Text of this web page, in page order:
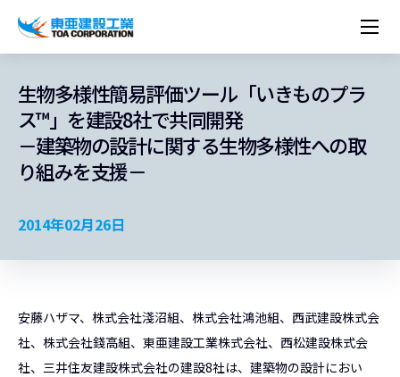
経営理念
トップメッセージ
労働安全衛生・環境・品質方針
プレスリリース
営業種目
組織図
ネットワーク
役員一覧
コーポレートメッセージ
沿革
東亜坊や
シンボルマーク「三羽の鶴」
株主・投資家情報
トップメッセージ
中期経営計画資料
統合報告書
最新IR資料
IRカレンダー
株価情報
経営方針
IRライブラリー
株式・社債情報
IRサポート
ESGに関する外部評価
実績紹介
施設・用途別
国内から探す
年代別
現場レポート
サステナビリティ
トップメッセージ
サステナビリティ経営
環境行動規範
環境マネジメント
人権の尊重
人材育成
パートナーシップ構築宣言
マルチステークホルダー方針
コーポレートガバナンス
コンプライアンス
社会貢献活動
ESGに関する外部評価
技術とサービス
ニーズから探す
建築技術一覧
所有船舶一覧
技術研究開発センター
冷蔵倉庫の相談室
冷蔵倉庫をつくりたい
木質化計画 特別鼎談
採用情報
キャリア採用
Careers (English)
コーポレートメッセージ
生物多様性簡易評価ツール「いきものプラ
ス™」を建設8社で共同開発
－建築物の設計に関する生物多様性への取
り組みを支援－
2014年02月26日
安藤ハザマ、株式会社淺沼組、株式会社鴻池組、西武建設株式会
社、株式会社錢高組、東亜建設工業株式会社、西松建設株式会
社、三井住友建設株式会社の建設8社は、建築物の設計におい